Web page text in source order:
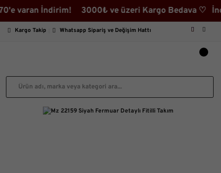
İndirim! 3000₺ ve üzeri Kargo Bedava ♡
Kargo Takip Whatsapp Sipariş ve Değişim Hattı